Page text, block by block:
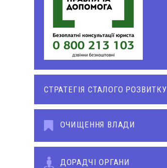
СТРАТЕГІЯ СТАЛОГО РОЗВИТКУ
ОЧИЩЕННЯ ВЛАДИ
ДОРАДЧІ ОРГАНИ